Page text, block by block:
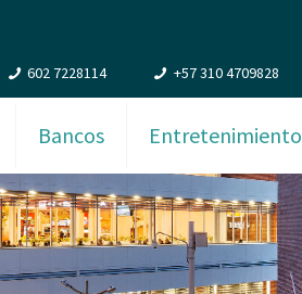
602 7228114 +57 310 4709828
Bancos Entretenimiento